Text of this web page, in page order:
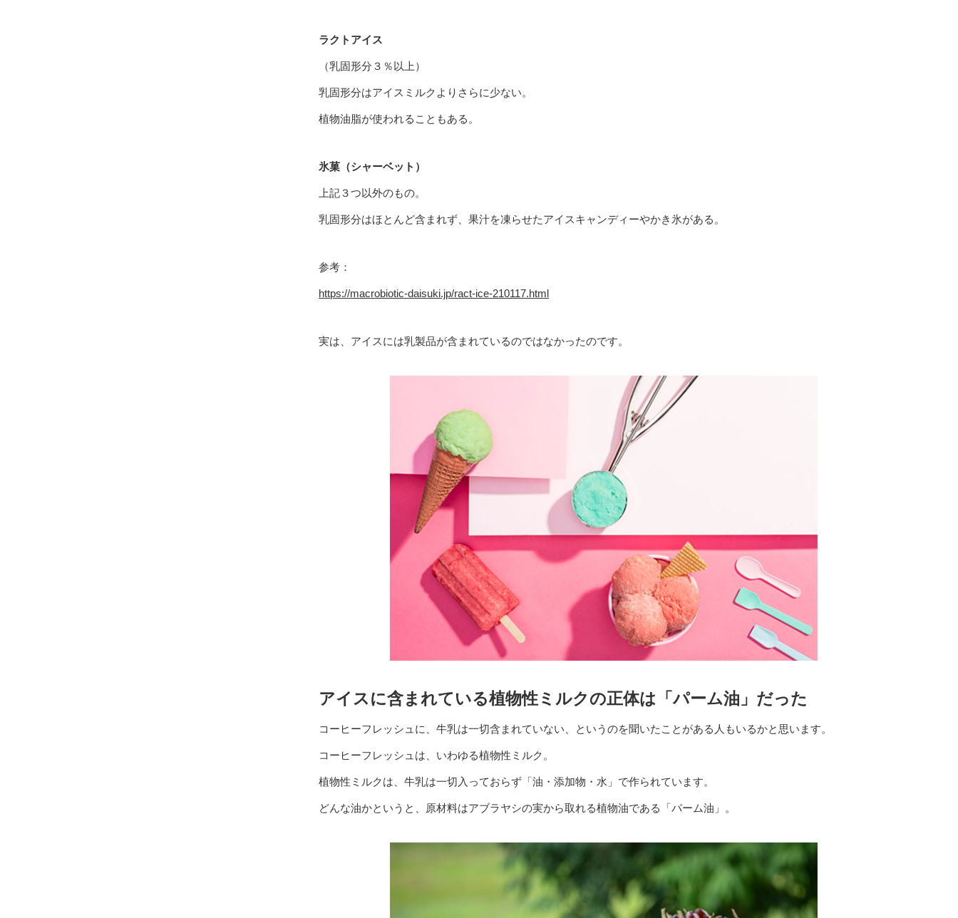
ラクトアイス
（乳固形分３％以上）
乳固形分はアイスミルクよりさらに少ない。
植物油脂が使われることもある。
氷菓（シャーベット）
上記３つ以外のもの。
乳固形分はほとんど含まれず、果汁を凍らせたアイスキャンディーやかき氷がある。
参考：
https://macrobiotic-daisuki.jp/ract-ice-210117.html
実は、アイスには乳製品が含まれているのではなかったのです。
アイスに含まれている植物性ミルクの正体は「パーム油」だった
コーヒーフレッシュに、牛乳は一切含まれていない、というのを聞いたことがある人もいるかと思います。
コーヒーフレッシュは、いわゆる植物性ミルク。
植物性ミルクは、牛乳は一切入っておらず「油・添加物・水」で作られています。
どんな油かというと、原材料はアブラヤシの実から取れる植物油である「パーム油」。